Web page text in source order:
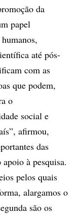
da
papel
até pós-
com as
que podem,
o
social e
afirmou,
das
à pesquisa.
pelos quais
alargamos o
são os